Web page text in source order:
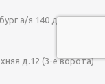
а/я 140 для ООО
д.12 (3-е ворота)